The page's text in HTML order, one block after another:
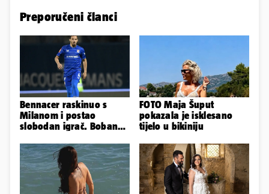
Preporučeni članci
Bennacer raskinuo s
Milanom i postao
slobodan igrač. Boban
Dinamu
FOTO Maja Šuput
pokazala je isklesano
tijelo u bikiniju